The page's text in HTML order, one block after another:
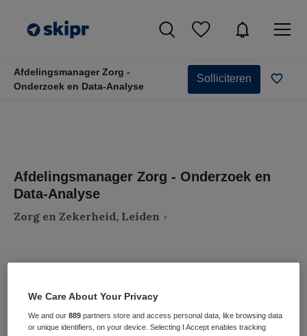
Afdelingsmanager Zorg -
Onderzoek en Data-Analyse
Solliciteren
Afdelingsmanager Zorg - Onderzoek en
Data-Analyse
Zorg en Zekerheid, Leiden
Zorgmanagement
FUNCTIE
Afdelingsmanager
We Care About Your Privacy
We and our889 partners store and access personal data, like browsing data
or unique identifiers, on your device. Selecting I Accept enables tracking